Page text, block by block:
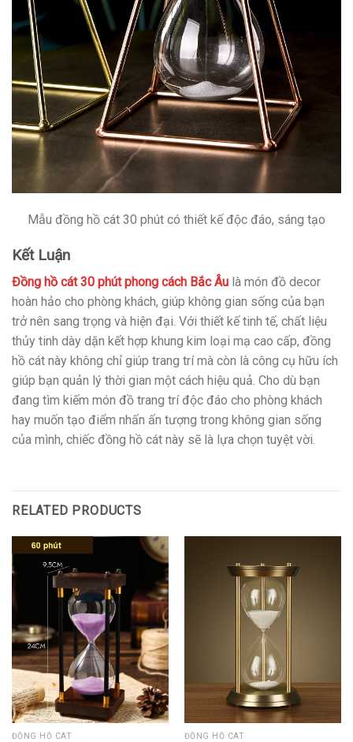
Mẫu đồng hồ cát 30 phút có thiết kế độc đáo, sáng tạo
Kết Luận
Đồng hồ cát 30 phút phong cách Bắc Âu là món đồ decor
hoàn hảo cho phòng khách, giúp không gian sống của bạn
trở nên sang trọng và hiện đại. Với thiết kế tinh tế, chất liệu
thủy tinh dày dặn kết hợp khung kim loại mạ cao cấp, đồng
hồ cát này không chỉ giúp trang trí mà còn là công cụ hữu ích
giúp bạn quản lý thời gian một cách hiệu quả. Cho dù bạn
đang tìm kiếm món đồ trang trí độc đáo cho phòng khách
hay muốn tạo điểm nhấn ấn tượng trong không gian sống
của mình, chiếc đồng hồ cát này sẽ là lựa chọn tuyệt vời.
RELATED PRODUCTS
ĐỒNG HỒ CÁT ĐỒNG HỒ CÁT